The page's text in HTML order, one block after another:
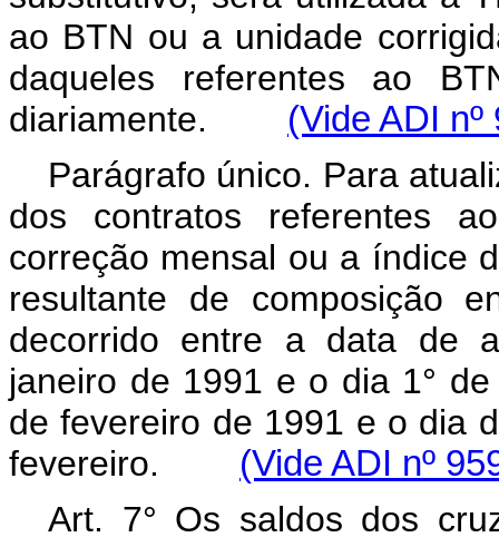
ao BTN ou a unidade
daqueles referentes ao
diariamente. (Vide ADI nº
Parágrafo único. Para
dos contratos referentes
correção mensal ou a índice
resultante de composição
decorrido entre a data de
janeiro de 1991 e o dia 1°
de fevereiro de 1991 e o dia
fevereiro. (Vide ADI nº
Art. 7° Os saldos dos